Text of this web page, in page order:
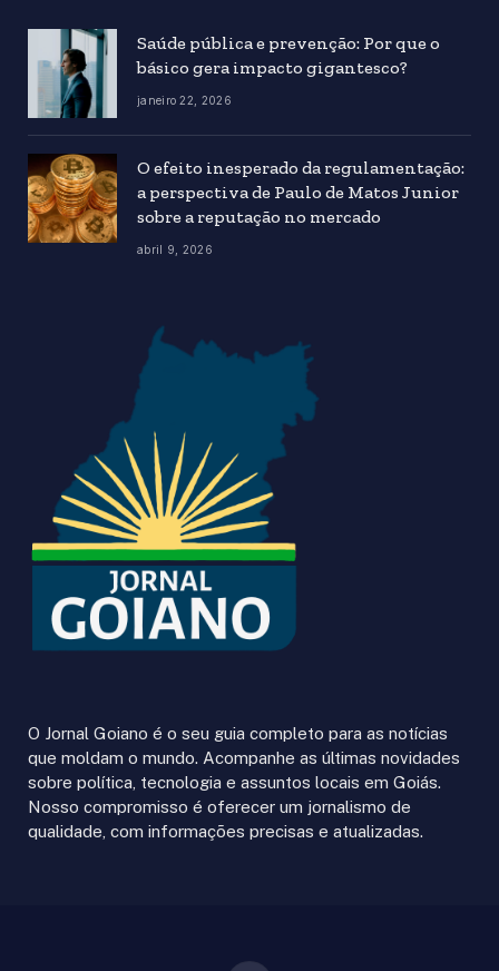
Saúde pública e prevenção: Por que o
básico gera impacto gigantesco?
janeiro 22, 2026
O efeito inesperado da regulamentação:
a perspectiva de Paulo de Matos Junior
sobre a reputação no mercado
abril 9, 2026
O Jornal Goiano é o seu guia completo para as notícias
que moldam o mundo. Acompanhe as últimas novidades
sobre política, tecnologia e assuntos locais em Goiás.
Nosso compromisso é oferecer um jornalismo de
qualidade, com informações precisas e atualizadas.